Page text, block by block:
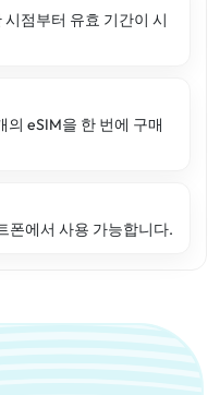
점부터 유효 기간이 시
의 eSIM을 한 번에 구매
폰에서 사용 가능합니다.